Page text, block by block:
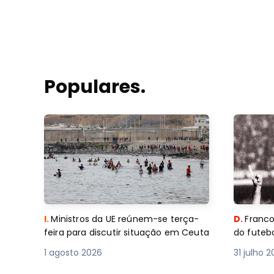
Populares.
I.Ministros da UE reúnem-se terça-
feira para discutir situação em Ceuta
1 agosto 2026
D.
do
31 julho